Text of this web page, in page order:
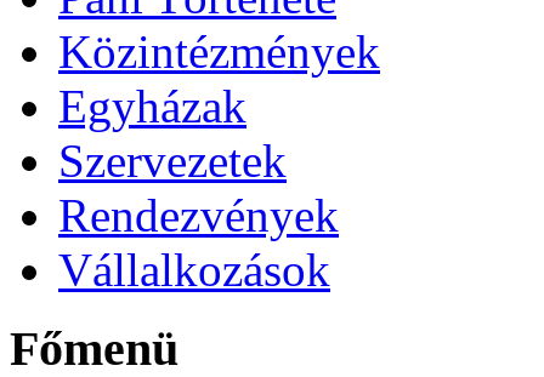
Közintézmények
Egyházak
Szervezetek
Rendezvények
Vállalkozások
Főmenü